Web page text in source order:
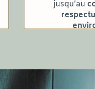
jusqu’au